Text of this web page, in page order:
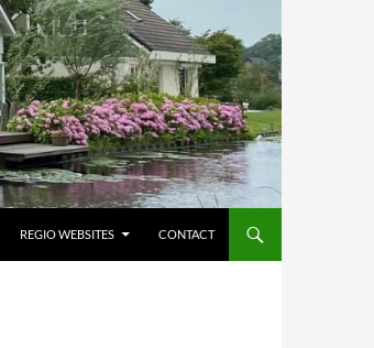
REGIO WEBSITES CONTACT